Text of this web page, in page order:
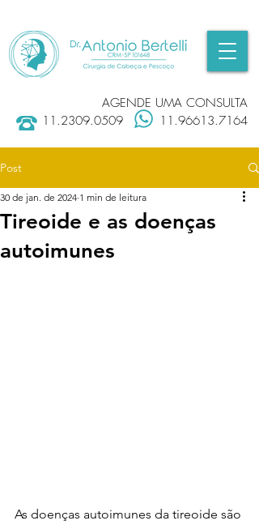
AGENDE UMA CONSULTA
11.2309.0509
11.96613.7164
Post
Tireoide e as doenças
autoimunes
30 de jan. de 2024 1 min de leitura
As doenças autoimunes da tireoide são